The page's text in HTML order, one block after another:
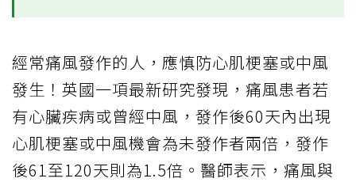
經常痛風發作的人，應慎防心肌梗塞或中風
發生！英國一項最新研究發現，痛風患者若
有心臟疾病或曾經中風，發作後60天內出現
心肌梗塞或中風機會為未發作者兩倍，發作
後61至120天則為1.5倍。醫師表示，痛風與